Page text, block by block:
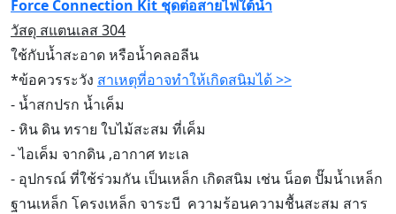
Force Connection Kit ชุดต่อสายไฟใต้น้ำ
วัสดุ สแตนเลส 304
ใช้กับน้ำสะอาด หรือน้ำคลอลีน
*ข้อควรระวัง สาเหตุที่อาจทำให้เกิดสนิมได้ >>
- น้ำสกปรก น้ำเค็ม
- หิน ดิน ทราย ใบไม้สะสม ที่เค็ม
- ไอเค็ม จากดิน ,อากาศ ทะเล
- อุปกรณ์ ที่ใช้ร่วมกัน เป็นเหล็ก เกิดสนิม เช่น น็อต ปั๊มน้ำเหล็ก
ฐานเหล็ก โครงเหล็ก จาระบี ความร้อนความชื้นสะสม สาร